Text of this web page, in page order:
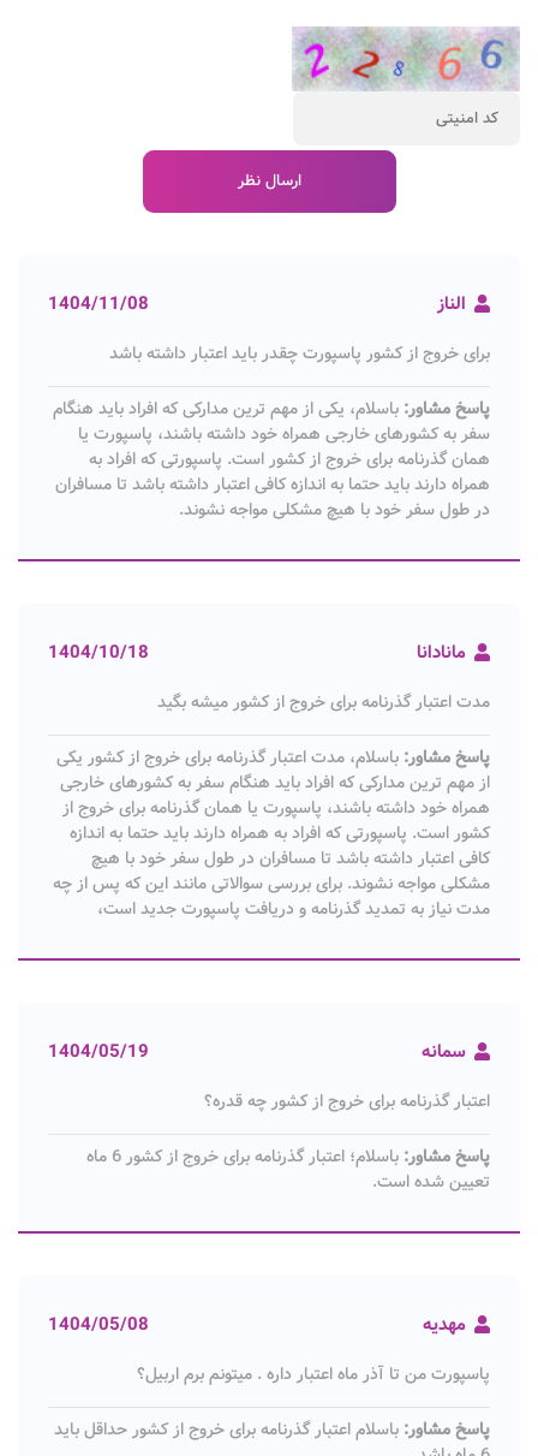
الناز 1404/11/08
برای خروج از کشور پاسپورت چقدر باید اعتبار داشته باشد
پاسخ مشاور: باسلام، یکی از مهم ترین مدارکی که افراد باید هنگام
سفر به کشورهای خارجی همراه خود داشته باشند، پاسپورت یا
همان گذرنامه برای خروج از کشور است. پاسپورتی که افراد به
همراه دارند باید حتما به اندازه کافی اعتبار داشته باشد تا مسافران
در طول سفر خود با هیچ مشکلی مواجه نشوند.
مانادانا 1404/10/18
مدت اعتبار گذرنامه برای خروج از کشور میشه بگید
پاسخ مشاور: باسلام، مدت اعتبار گذرنامه برای خروج از کشور یکی
از مهم ترین مدارکی که افراد باید هنگام سفر به کشورهای خارجی
همراه خود داشته باشند، پاسپورت یا همان گذرنامه برای خروج از
کشور است. پاسپورتی که افراد به همراه دارند باید حتما به اندازه
کافی اعتبار داشته باشد تا مسافران در طول سفر خود با هیچ
مشکلی مواجه نشوند. برای بررسی سوالاتی مانند این که پس از چه
مدت نیاز به تمدید گذرنامه و دریافت پاسپورت جدید است،
سمانه 1404/05/19
اعتبار گذرنامه برای خروج از کشور چه قدره؟
پاسخ مشاور:
باسلام؛ اعتبار گذرنامه برای خروج از کشور 6 ماه
تعیین شده است.
مهدیه 1404/05/08
پاسپورت من تا آذر ماه اعتبار داره . میتونم برم اربیل؟
پاسخ مشاور: باسلام اعتبار گذرنامه برای خروج از کشور حداقل باید